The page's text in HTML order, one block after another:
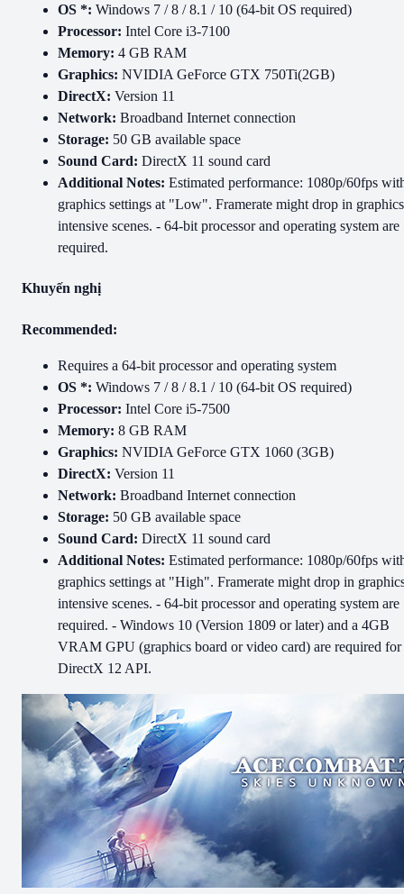
OS *: Windows 7 / 8 / 8.1 / 10 (64-bit OS required)
Processor: Intel Core i3-7100
Memory: 4 GB RAM
Graphics: NVIDIA GeForce GTX 750Ti(2GB)
DirectX: Version 11
Network: Broadband Internet connection
Storage: 50 GB available space
Sound Card: DirectX 11 sound card
Additional Notes: Estimated performance: 1080p/60fps
graphics settings at "Low". Framerate might drop in
intensive scenes. - 64-bit processor and operating system are
required.
Khuyến nghị
Recommended:
Requires a 64-bit processor and operating system
OS *: Windows 7 / 8 / 8.1 / 10 (64-bit OS required)
Processor: Intel Core i5-7500
Memory: 8 GB RAM
Graphics: NVIDIA GeForce GTX 1060 (3GB)
DirectX: Version 11
Network: Broadband Internet connection
Storage: 50 GB available space
Sound Card: DirectX 11 sound card
Additional Notes: Estimated performance: 1080p/60fps
graphics settings at "High". Framerate might drop in
intensive scenes. - 64-bit processor and operating system are
required. - Windows 10 (Version 1809 or later) and a 4GB
VRAM GPU (graphics board or video card) are required for
DirectX 12 API.